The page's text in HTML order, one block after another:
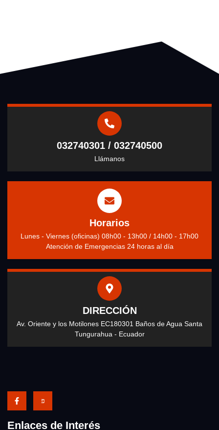
032740301 / 032740500
Llámanos
Horarios
Lunes - Viernes (oficinas) 08h00 - 13h00 / 14h00 - 17h00
Atención de Emergencias 24 horas al día
DIRECCIÓN
Av. Oriente y los Motilones EC180301 Baños de Agua Santa
Tungurahua - Ecuador
Enlaces de Interés